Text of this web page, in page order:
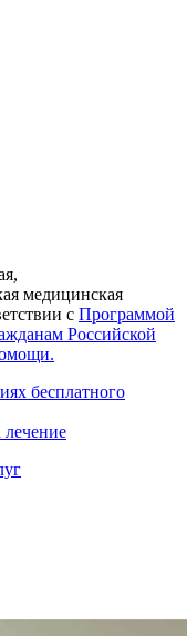
медицинская
с Программой
Российской
.
бесплатного